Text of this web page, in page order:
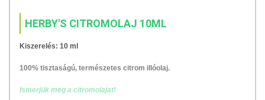
HERBY'S CITROMOLAJ 10ML
Kiszerelés: 10 ml
100% tisztaságú, természetes citrom illóolaj.
Ismerjük meg a citromolajat!